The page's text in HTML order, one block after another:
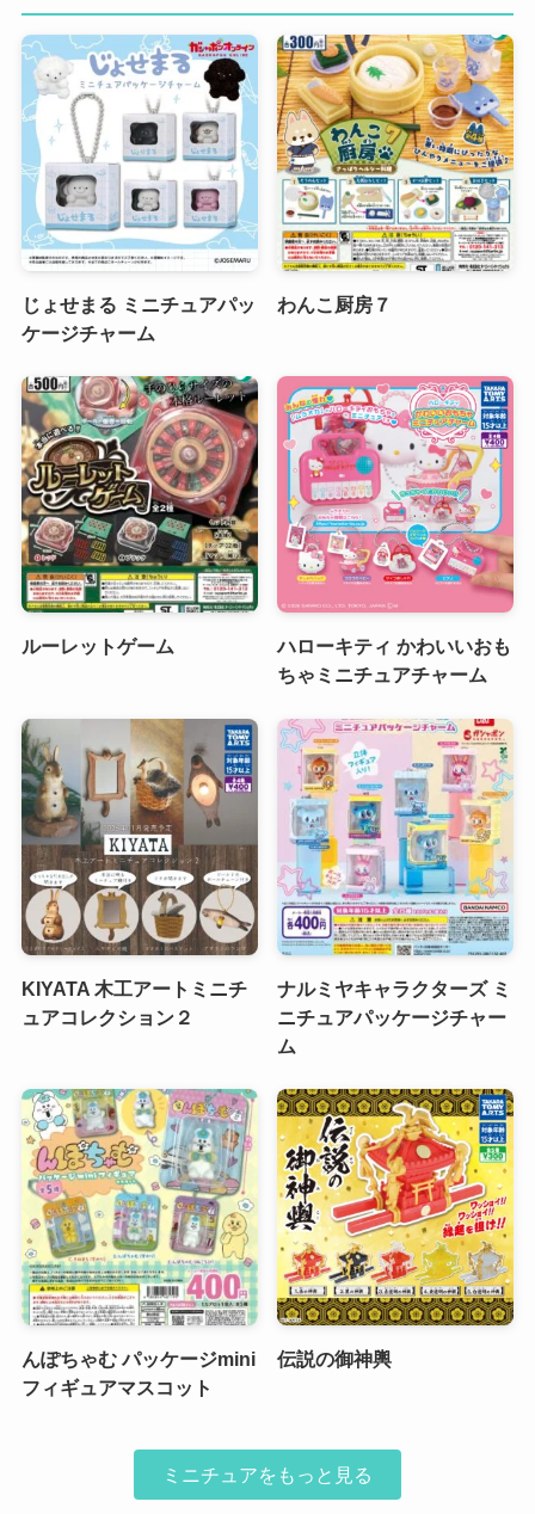
じょせまる ミニチュアパッ
ケージチャーム
わんこ厨房７
ルーレットゲーム
ハローキティ かわいいおも
ちゃミニチュアチャーム
KIYATA 木工アートミニチ
ュアコレクション２
ナルミヤキャラクターズ ミ
ニチュアパッケージチャー
ム
んぽちゃむ パッケージmini
フィギュアマスコット
伝説の御神輿
ミニチュアをもっと見る